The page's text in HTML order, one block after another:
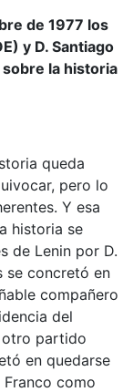
de 1977 los
y D. Santiago
la historia
queda
pero lo
Y esa
historia se
de Lenin por D.
se concretó en
compañero
del
otro partido
en quedarse
como